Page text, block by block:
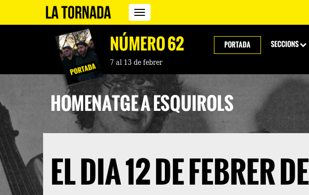
Revista
La
Tornada
NÚMERO 62
7 al 13 de febrer
PORTADA SECCIONS
HOMENATGE A ESQUIROLS
EL DIA 12 DE FEBRER